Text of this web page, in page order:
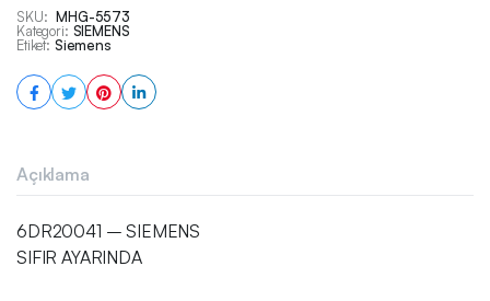
SKU: MHG-5573
Kategori: SIEMENS
Etiket: Siemens
Açıklama
6DR20041 – SIEMENS
SIFIR AYARINDA